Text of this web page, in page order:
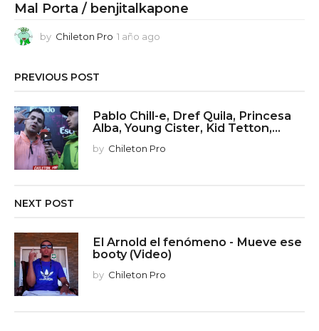
Mal Porta / benjitalkapone
by Chileton Pro 1 año ago
o
PREVIOUS POST
Pablo Chill-e, Dref Quila, Princesa
Alba, Young Cister, Kid Tetton,...
by Chileton Pro
NEXT POST
El Arnold el fenómeno - Mueve ese
booty (Video)
by Chileton Pro